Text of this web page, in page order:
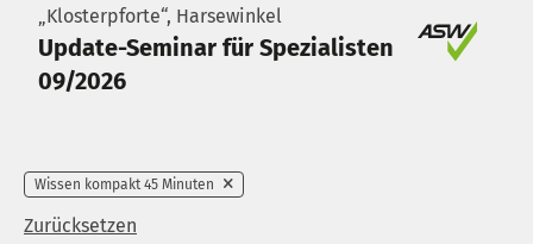
„Klosterpforte“, Harsewinkel
Update-Seminar für Spezialisten
09/2026
Wissen kompakt 45 Minuten
Zurücksetzen